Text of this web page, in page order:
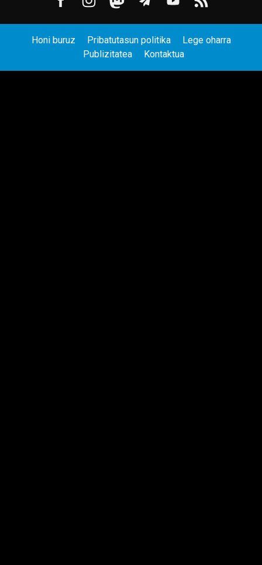
Honi buruz Pribatutasun politika
Lege oharra
Publizitatea
Kontaktua